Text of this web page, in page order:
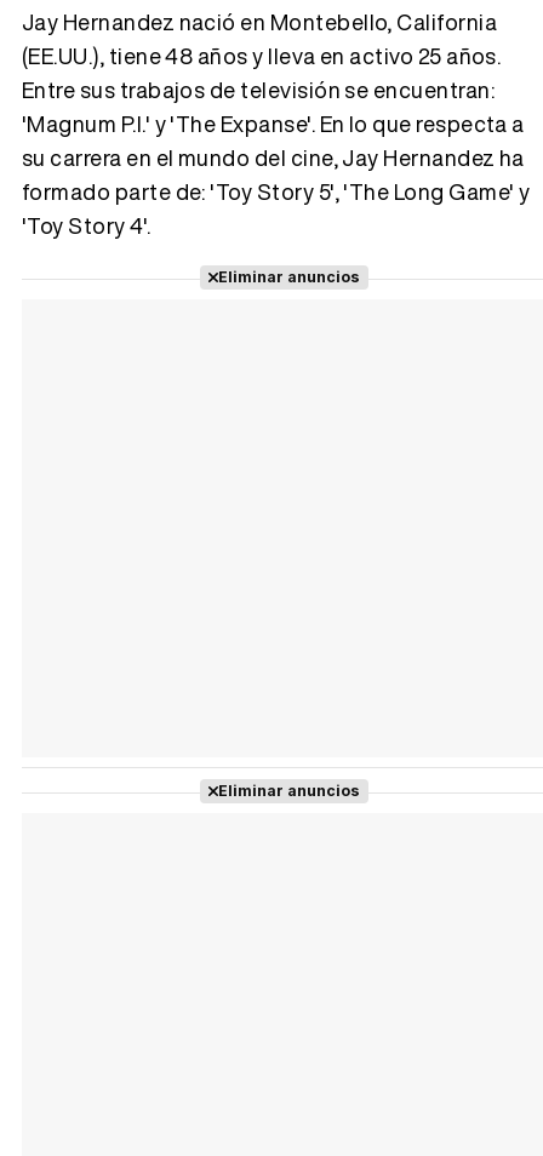
Jay Hernandez nació en Montebello, California
(EE.UU.), tiene 48 años y lleva en activo 25 años.
Entre sus trabajos de televisión se encuentran:
'Magnum P.I.' y 'The Expanse'. En lo que respecta a
su carrera en el mundo del cine, Jay Hernandez ha
formado parte de: 'Toy Story 5', 'The Long Game' y
'Toy Story 4'.
Eliminar anuncios
Eliminar anuncios